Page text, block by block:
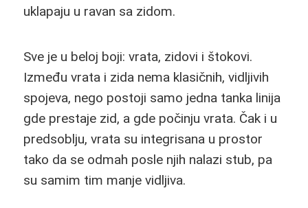
uklapaju u ravan sa zidom.
Sve je u beloj boji: vrata, zidovi i štokovi.
Između vrata i zida nema klasičnih, vidljivih
spojeva, nego postoji samo jedna tanka linija
gde prestaje zid, a gde počinju vrata. Čak i u
predsoblju, vrata su integrisana u prostor
tako da se odmah posle njih nalazi stub, pa
su samim tim manje vidljiva.